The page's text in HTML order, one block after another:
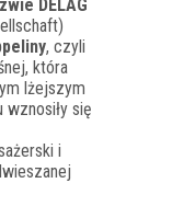
DELAG
, czyli
która
lżejszym
się
i